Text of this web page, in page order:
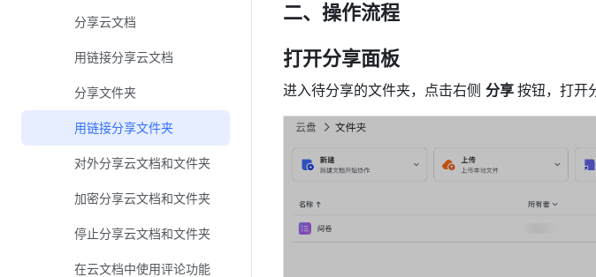
分享云文档
用链接分享云文档
分享文件夹
用链接分享文件夹
对外分享云文档和文件夹
加密分享云文档和文件夹
停止分享云文档和文件夹
在云文档中使用评论功能
二、操作流程
打开分享面板
进入待分享的文件夹，点击右侧 分享 按钮，打开